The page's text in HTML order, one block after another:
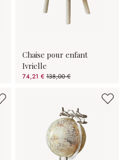
Chaise pour enfant
Ivrielle
74,21 € 138,00 €
(46.22%spared)